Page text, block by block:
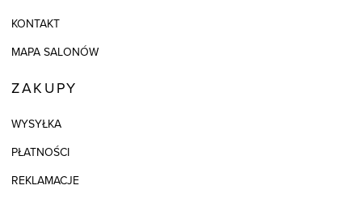
KONTAKT
MAPA SALONÓW
ZAKUPY
WYSYŁKA
PŁATNOŚCI
REKLAMACJE